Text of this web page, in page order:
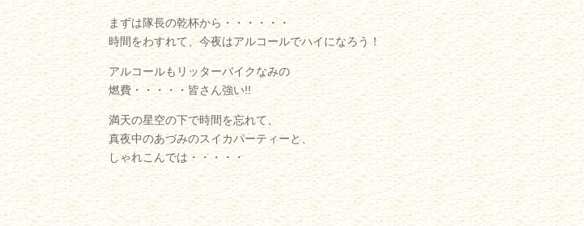
まずは隊長の乾杯から・・・・・・
時間をわすれて、今夜はアルコールでハイになろう！
アルコールもリッターバイクなみの
燃費・・・・・皆さん強い!!
満天の星空の下で時間を忘れて、
真夜中のあづみのスイカパーティーと、
しゃれこんでは・・・・・